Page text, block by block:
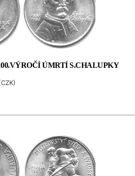
ÚMRTÍ S.CHALUPKY
CZK)